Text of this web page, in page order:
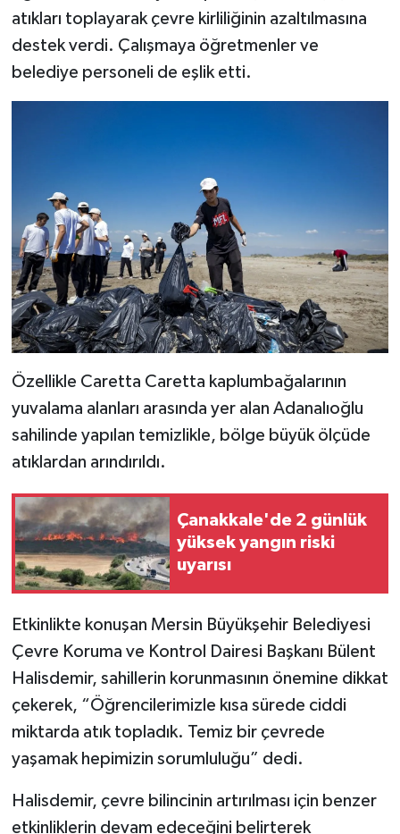
atıkları toplayarak çevre kirliliğinin azaltılmasına
destek verdi. Çalışmaya öğretmenler ve
belediye personeli de eşlik etti.
Özellikle Caretta Caretta kaplumbağalarının
yuvalama alanları arasında yer alan Adanalıoğlu
sahilinde yapılan temizlikle, bölge büyük ölçüde
atıklardan arındırıldı.
Çanakkale'de 2 günlük
yüksek yangın riski
uyarısı
Etkinlikte konuşan Mersin Büyükşehir Belediyesi
Çevre Koruma ve Kontrol Dairesi Başkanı Bülent
Halisdemir, sahillerin korunmasının önemine dikkat
çekerek, “Öğrencilerimizle kısa sürede ciddi
miktarda atık topladık. Temiz bir çevrede
yaşamak hepimizin sorumluluğu” dedi.
Halisdemir, çevre bilincinin artırılması için benzer
etkinliklerin devam edeceğini belirterek